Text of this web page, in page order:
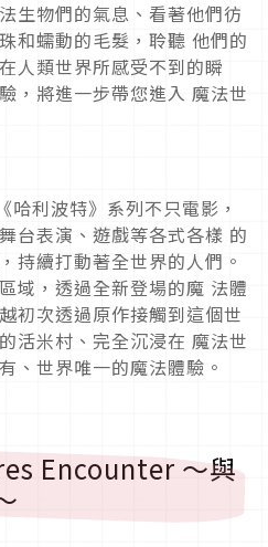
生物們的氣息、看著他們彷
和蠕動的毛髮，聆聽 他們的
人類世界所感受不到的瞬
，將進一步帶您進入 魔法世
利波特》系列不只電影，
台表演、遊戲等各式各樣 的
持續打動著全世界的人們。
域，透過全新登場的魔 法體
初次透過原作接觸到這個世
活米村、完全沉浸在 魔法世
、世界唯一的魔法體驗。
Encounter ～與